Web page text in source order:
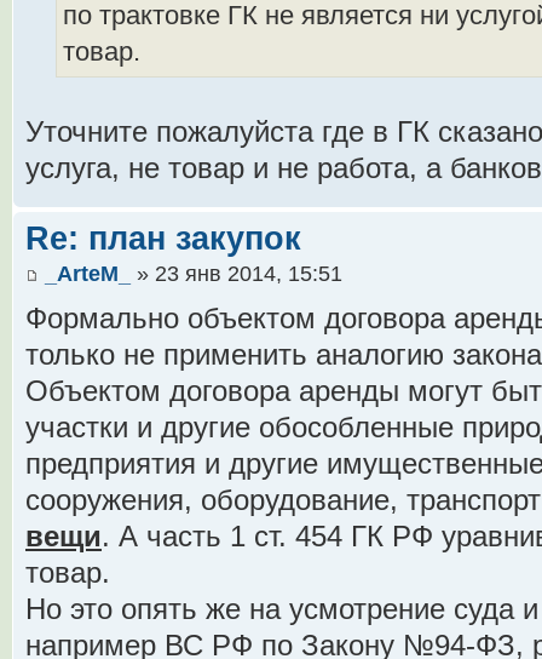
по трактовке ГК не является ни
товар.
Уточните пожалуйста где в ГК
услуга, не товар и не работа, а
Re: план закупок
_ArteM_ » 23 янв 2014, 15:51
Формально объектом договора
только не применить аналогию
Объектом договора аренды могут
участки и другие обособленные
предприятия и другие
сооружения, оборудование,
вещи. А часть 1 ст. 454 ГК РФ
товар.
Но это опять же на усмотрение суда
например ВС РФ по Закону №94-ФЗ,